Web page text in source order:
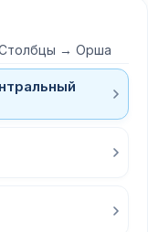
Столбцы → Орша